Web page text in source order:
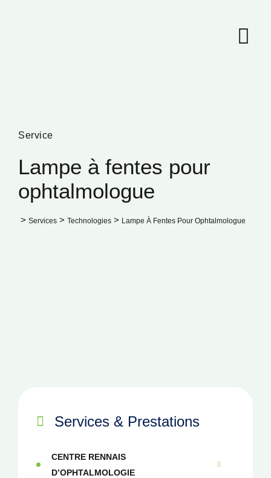
Service
Lampe à fentes pour
ophtalmologue
> Services > Technologies > Lampe À Fentes Pour Ophtalmologue
Services & Prestations
CENTRE RENNAIS
D’OPHTALMOLOGIE